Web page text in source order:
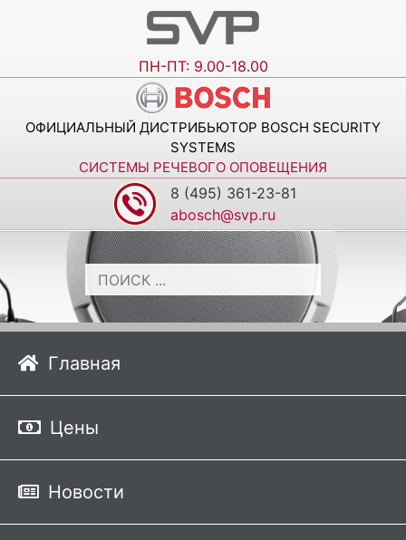
ПН-ПТ: 9.00-18.00
ОФИЦИАЛЬНЫЙ ДИСТРИБЬЮТОР BOSCH SECURITY
SYSTEMS
СИСТЕМЫ РЕЧЕВОГО ОПОВЕЩЕНИЯ
8 (495) 361-23-81
abosch@svp.ru
Главная
Цены
Новости